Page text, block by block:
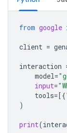
from google
client =
interaction
model=
input=
tools=[{
)
print(